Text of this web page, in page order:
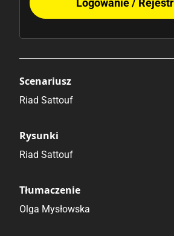
Scenariusz
Riad Sattouf
Rysunki
Riad Sattouf
Tłumaczenie
Olga Mysłowska